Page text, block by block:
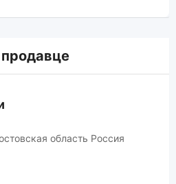
область Россия